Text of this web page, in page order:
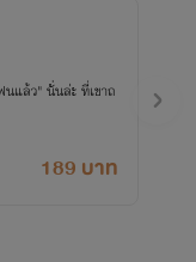
นแล้ว" นั่นล่ะ ที่เขาถ
189 บาท